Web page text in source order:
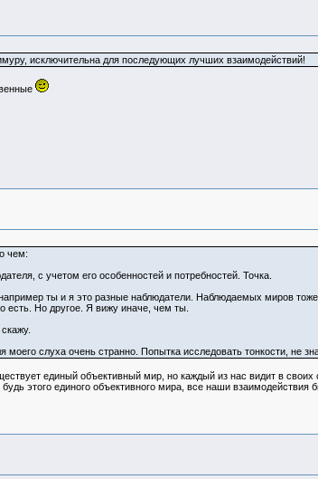
исключительна для последующих лучших взаимодействий!
чем:
с учетом его особенностей и потребностей. Точка.
ты и я это разные наблюдатели. Наблюдаемых миров
есть. Но другое. Я вижу иначе, чем ты.
моего слуха очень странно. Попытка исследовать тонкости, не
единый объективный мир, но каждый из нас видит в своих
этого единого объективного мира, все наши